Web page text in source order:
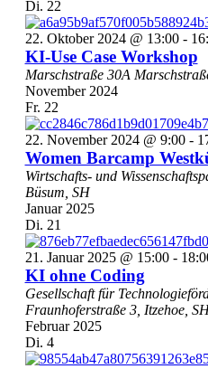
Di. 22
22. Oktober 2024 @ 13:00-
KI-Use Case Workshop
Marschstraße 30A
November 2024
Fr. 22
22. November 2024 @ 9:00-
Women Barcamp
Wirtschafts- und
Büsum, SH
Januar 2025
Di. 21
21. Januar 2025 @ 15:00-
KI ohne Coding
Gesellschaft für
Fraunhoferstraße 3, Itzehoe,
Februar 2025
Di. 4